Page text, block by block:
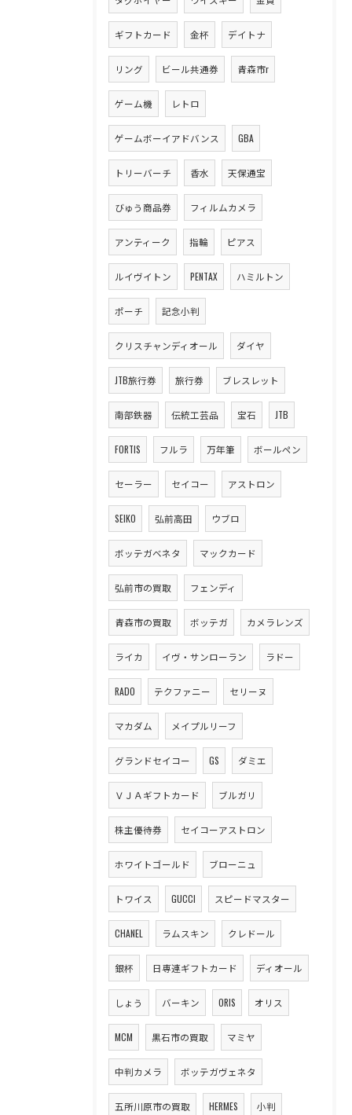
ギフトカード 金杯 デイトナ
リング ビール共通券 青森市r
ゲーム機 レトロ
ゲームボーイアドバンス GBA
トリーバーチ 香水 天保通宝
びゅう商品券 フィルムカメラ
アンティーク 指輪 ピアス
ルイヴイトン PENTAX ハミルトン
ポーチ 記念小判
クリスチャンディオール ダイヤ
JTB旅行券 旅行券 ブレスレット
南部鉄器 伝統工芸品 宝石 JTB
FORTIS フルラ 万年筆 ボールペン
セーラー セイコー アストロン
SEIKO 弘前高田 ウブロ
ボッテガベネタ マックカード
弘前市の買取 フェンディ
青森市の買取 ボッテガ カメラレンズ
ライカ イヴ・サンローラン ラドー
RADO テクファニー セリーヌ
マカダム メイプルリーフ
グランドセイコー GS ダミエ
ＶＪＡギフトカード ブルガリ
株主優待券 セイコーアストロン
ホワイトゴールド ブローニュ
トワイス GUCCI スピードマスター
CHANEL ラムスキン クレドール
銀杯 日専連ギフトカード ディオール
しょう バーキン ORIS オリス
MCM 黒石市の買取 マミヤ
中判カメラ ボッテガヴェネタ
五所川原市の買取 HERMES 小判